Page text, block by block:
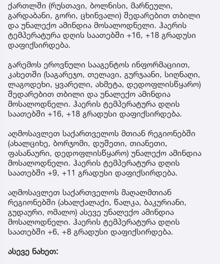
ქართლში (რუსთავი, ბოლნისი, მარნეული,
გარდაბანი, გორი, ცხინვალი) შედარებით თბილი
და უნალექო ამინდია მოსალოდნელი. ჰაერის
ტემპერატურა დღის საათებში +16, +18 გრადუსი
დაფიქსირდება.
გარემოს ეროვნული სააგენტოს ინფორმაციით,
კახეთში (საგარეჯო, თელავი, გურჯაანი, სიღნაღი,
ლაგოდეხი, ყვარელი, ახმეტა, დედოფლისწყარო)
შედარებით თბილი და უნალექო ამინდია
მოსალოდნელი. ჰაერის ტემპერატურა დღის
საათებში +16, +18 გრადუსი დაფიქსირდება.
აღმოსავლეთ საქართველოს მთიან რეგიონებში
(ახალციხე, ბორჯომი, დუშეთი, თიანეთი,
ფასანაური, დედოფლისწყარო) უნალექო ამინდია
მოსალოდნელი. ჰაერის ტემპერატურა დღის
საათებში +9, +11 გრადუსი დაფიქსირდება.
აღმოსავლეთ საქართველოს მაღალმთიან
რეგიონებში (ახალქალაქი, წალკა, ბაკურიანი,
გუდაური, ომალო) ასევე უნალექო ამინდია
მოსალოდნელი. ჰაერის ტემპერატურა დღის
საათებში +6, +8 გრადუსი დაფიქსირდება.
ასევე ნახეთ: